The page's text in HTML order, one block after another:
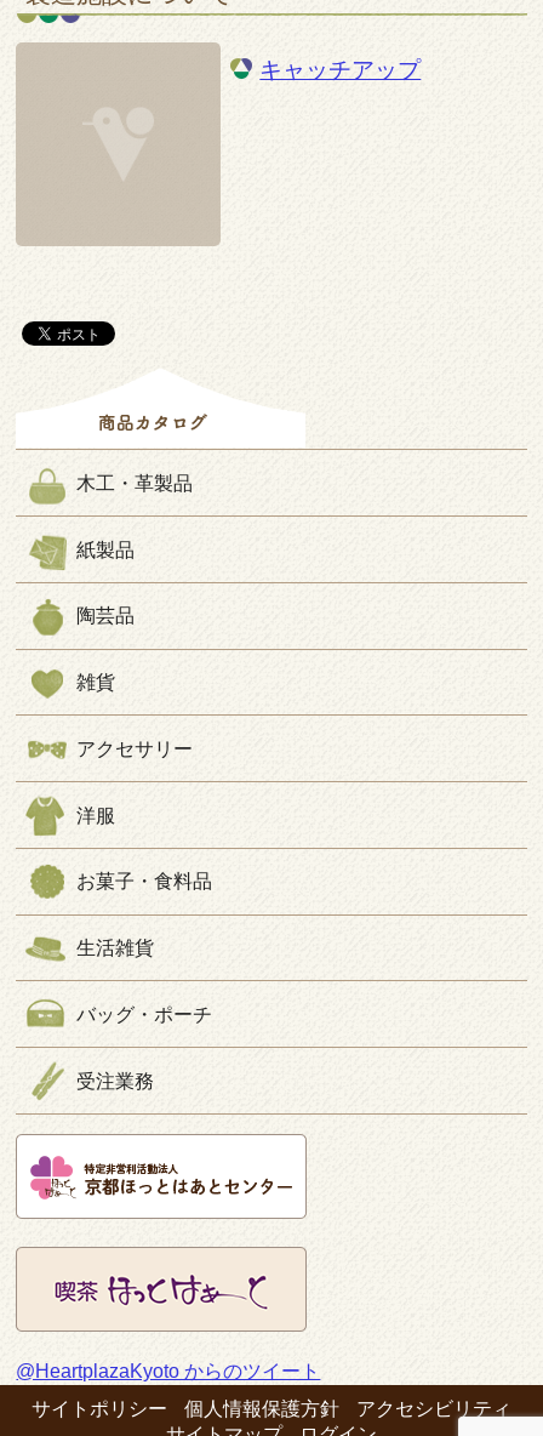
キャッチアップ
木工・革製品
紙製品
陶芸品
雑貨
アクセサリー
洋服
お菓子・食料品
生活雑貨
バッグ・ポーチ
受注業務
@HeartplazaKyoto からのツイート
サイトポリシー
個人情報保護方針
アクセシビリティ